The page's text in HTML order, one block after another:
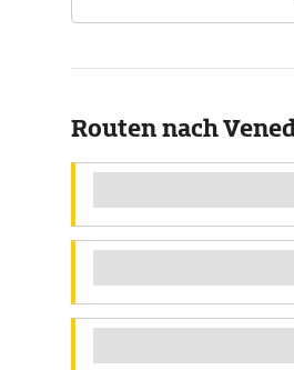
Routen nach